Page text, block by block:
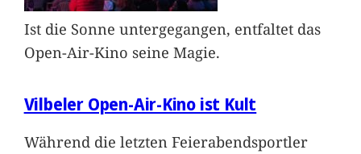
Ist die Sonne untergegangen, entfaltet das
Open-Air-Kino seine Magie.
Vilbeler Open-Air-Kino ist Kult
Während die letzten Feierabendsportler